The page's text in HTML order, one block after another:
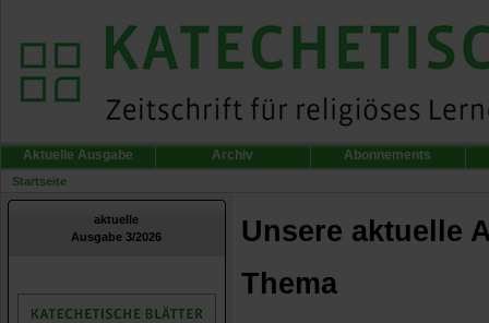
Aktuelle Ausgabe Archiv Abonnements
Startseite
aktuelle
Ausgabe 3/2026
Unsere aktuelle
Thema